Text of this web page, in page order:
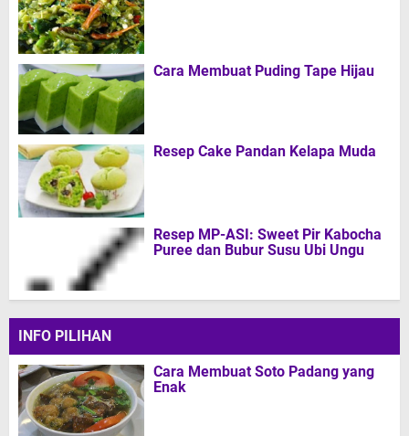
Cara Membuat Puding Tape Hijau
Resep Cake Pandan Kelapa Muda
Resep MP-ASI: Sweet Pir Kabocha
Puree dan Bubur Susu Ubi Ungu
INFO PILIHAN
Cara Membuat Soto Padang yang
Enak